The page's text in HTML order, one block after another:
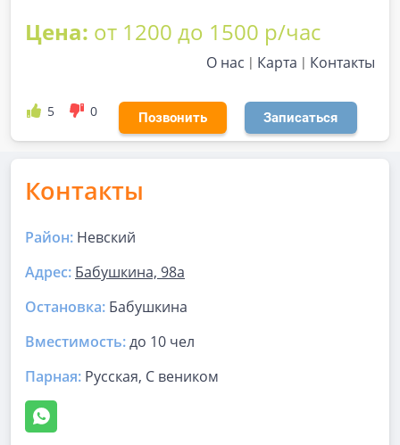
Цена: от 1200 до 1500 р/час
О нас Карта Контакты
5 0 Позвонить Записаться
Контакты
Район: Невский
Адрес: Бабушкина, 98а
Остановка: Бабушкина
Вместимость:до 10 чел
Парная: Русская, С веником